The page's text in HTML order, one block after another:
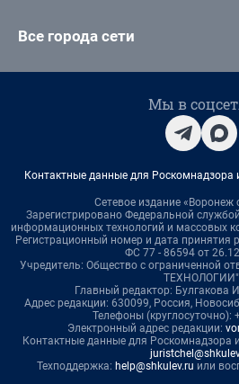
Все города сети
Мы в
Контактные данные для Роскомнадзора
Сетевое издание «Воронеж
Зарегистрировано Федеральной
информационных технологий и массовых
Регистрационный номер и дата принятия
ФС 77 - 86594 от
Учредитель: Общество с ограниченной
ТЕХНОЛОГИИ"
Главный редактор: Булгакова
Адрес редакции: 630099, Россия,
Телефоны (круглосуточно):
Электронный адрес редакции:
Контактные данные для Роскомнадзора
Техподдержка: help@shkulev.ru или